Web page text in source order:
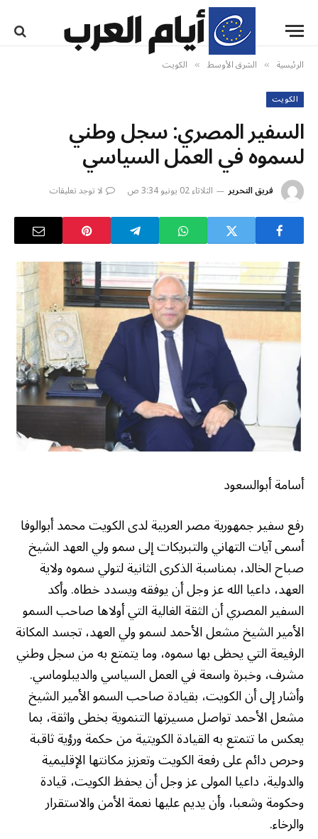
الرئيسية » الشرق الأوسط » الكويت
الكويت
السفير المصري: سجل وطني
لسموه في العمل السياسي
فريق التحرير الثلاثاء 02 يونيو 3:34 ص لا توجد تعليقات
أسامة أبوالسعود
رفع سفير جمهورية مصر العربية لدى الكويت محمد أبوالوفا
أسمى آيات التهاني والتبريكات إلى سمو ولي العهد الشيخ
صباح الخالد، بمناسبة الذكرى الثانية لتولي سموه ولاية
العهد، داعيا الله عز وجل أن يوفقه ويسدد خطاه. وأكد
السفير المصري أن الثقة الغالية التي أولاها صاحب السمو
الأمير الشيخ مشعل الأحمد لسمو ولي العهد، تجسد المكانة
الرفيعة التي يحظى بها سموه، وما يتمتع به من سجل وطني
مشرف، وخبرة واسعة في العمل السياسي والديبلوماسي.
وأشار إلى أن الكويت، بقيادة صاحب السمو الأمير الشيخ
مشعل الأحمد تواصل مسيرتها التنموية بخطى واثقة، بما
يعكس ما تتمتع به القيادة الكويتية من حكمة ورؤية ثاقبة
وحرص دائم على رفعة الكويت وتعزيز مكانتها الإقليمية
والدولية، داعيا المولى عز وجل أن يحفظ الكويت، قيادة
وحكومة وشعبا، وأن يديم عليها نعمة الأمن والاستقرار
والرخاء.